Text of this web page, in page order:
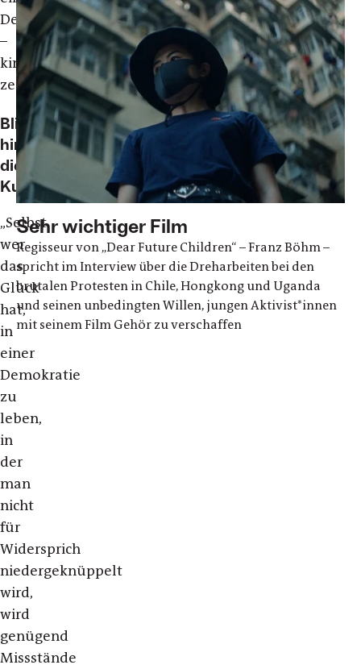
Denkmal.“
–
kino-
zeit.de
Blick
hinter
die
Kulisse
„Selbst
wer
das
Glück
hat,
in
einer
Demokratie
zu
leben,
in
der
man
nicht
für
Widersprich
niedergeknüppelt
wird,
wird
genügend
Missstände
Sehr wichtiger Film
Regisseur von „Dear Future Children“ – Franz Böhm –
spricht im Interview über die Dreharbeiten bei den
brutalen Protesten in Chile, Hongkong und Uganda
und seinen unbedingten Willen, jungen Aktivist*innen
mit seinem Film Gehör zu verschaffen